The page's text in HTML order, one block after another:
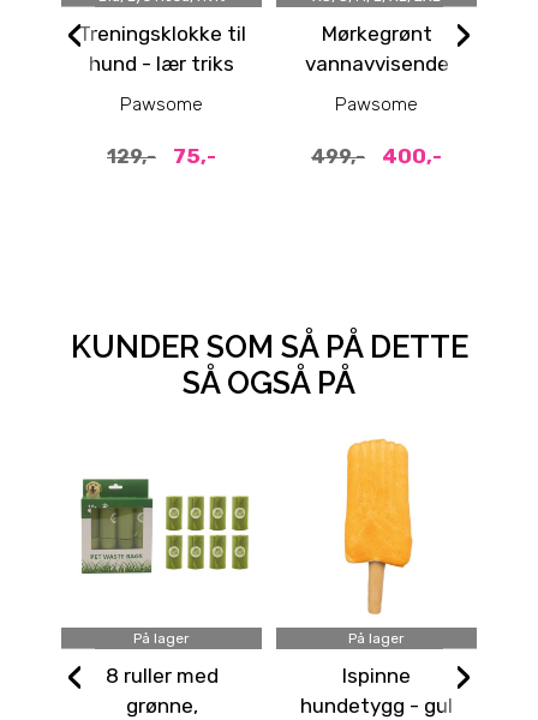
Treningsklokke til
hund - lær triks
ringeklokke
Pawsome
129,- 75,-
Mørkegrønt
vannavvisende
hundedekken med
Pawsome
499,- 400,-
‹ ›
KUNDER SOM SÅ PÅ DETTE
SÅ OGSÅ PÅ
På lager
8 ruller med
grønne,
På lager
Ispinne
hundetygg - gul
‹ ›